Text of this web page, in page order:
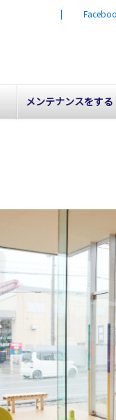
メンテナンスをする
|